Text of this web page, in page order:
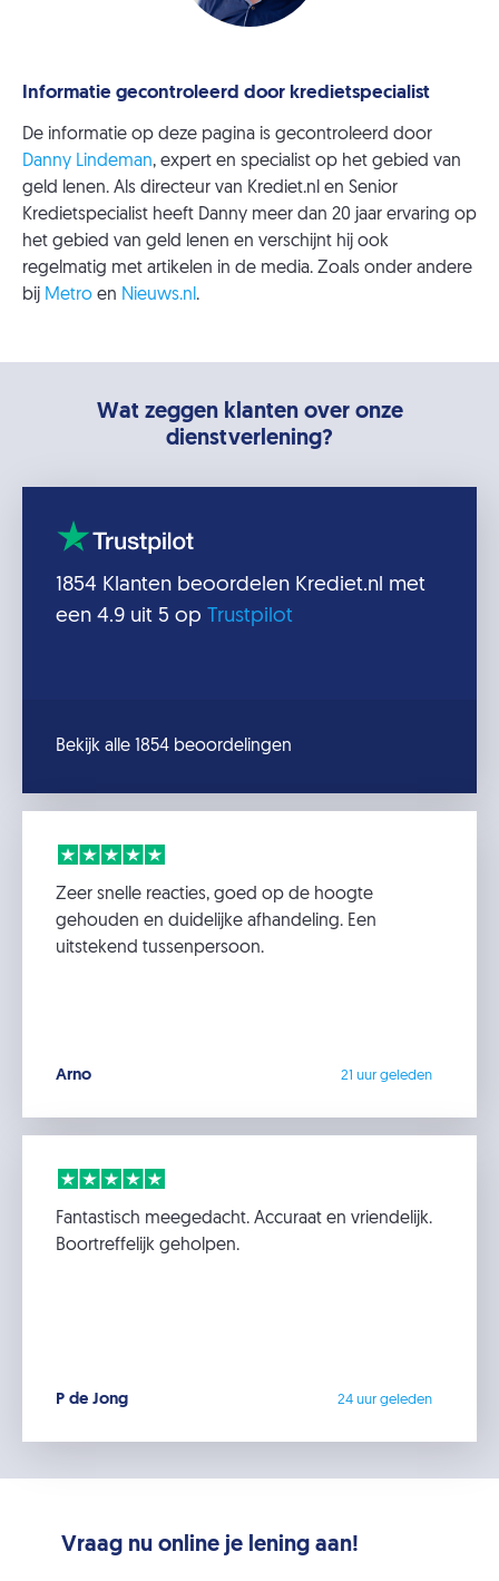
Informatie gecontroleerd door kredietspecialist
De informatie op deze pagina is gecontroleerd door
Danny Lindeman, expert en specialist op het gebied van
geld lenen. Als directeur van Krediet.nl en Senior
Kredietspecialist heeft Danny meer dan 20 jaar ervaring op
het gebied van geld lenen en verschijnt hij ook
regelmatig met artikelen in de media. Zoals onder andere
bij Metro en Nieuws.nl .
Wat zeggen klanten over onze
dienstverlening?
1854 Klanten beoordelen Krediet.nl met
een 4.9 uit 5 op Trustpilot
Bekijk alle 1854 beoordelingen
Zeer snelle reacties, goed op de hoogte
gehouden en duidelijke afhandeling. Een
uitstekend tussenpersoon.
Arno 21 uur geleden
Fantastisch meegedacht. Accuraat en vriendelijk.
Boortreffelijk geholpen.
P de Jong 24 uur geleden
Vraag nu online je lening aan!